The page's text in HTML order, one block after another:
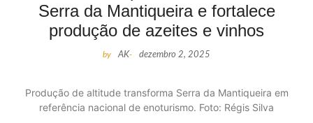
Serra da Mantiqueira e fortalece
produção de azeites e vinhos
by AK- dezembro 2, 2025
Produção de altitude transforma Serra da Mantiqueira em
referência nacional de enoturismo. Foto: Régis Silva